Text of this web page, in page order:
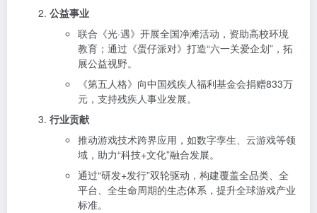
公益事业
联合《光·遇》开展全国净滩活动，资助高校环境
教育；通过《蛋仔派对》打造“六一关爱企划”，拓
展公益视野。
《第五人格》向中国残疾人福利基金会捐赠833万
元，支持残疾人事业发展。
行业贡献
推动游戏技术跨界应用，如数字孪生、云游戏等领
域，助力“科技+文化”融合发展。
通过“研发+发行”双轮驱动，构建覆盖全品类、全
平台、全生命周期的生态体系，提升全球游戏产业
标准。